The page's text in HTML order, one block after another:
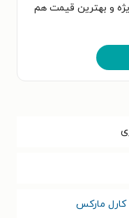
و بهترین قیمت هم
کارل مارکس